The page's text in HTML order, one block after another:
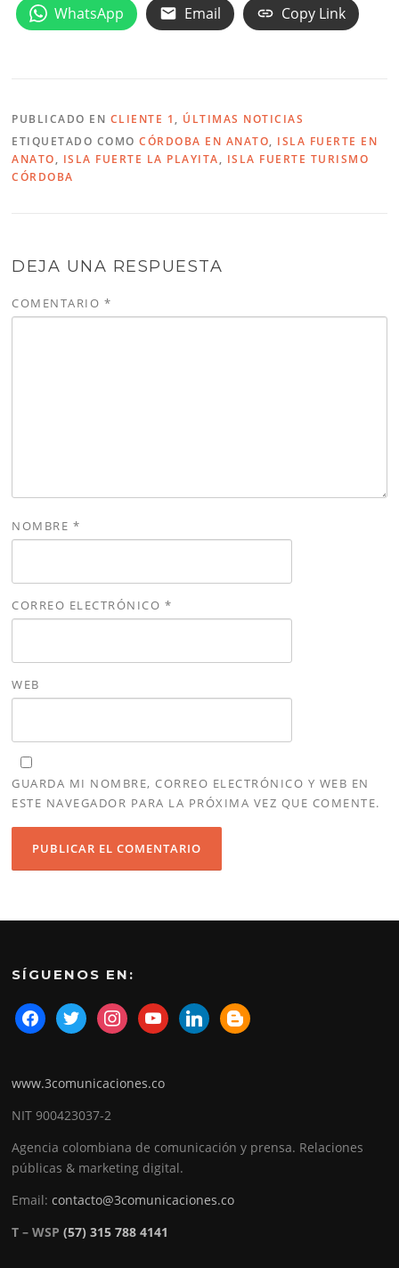
WhatsApp Email Copy Link
PUBLICADO EN CLIENTE 1, ÚLTIMAS NOTICIAS
ETIQUETADO COMOCÓRDOBA EN ANATO, ISLA FUERTE EN
ANATO, ISLA FUERTE LA PLAYITA, ISLA FUERTE TURISMO
CÓRDOBA
DEJA UNA RESPUESTA
COMENTARIO *
NOMBRE *
CORREO ELECTRÓNICO *
WEB
GUARDA MI NOMBRE, CORREO ELECTRÓNICO Y WEB EN
ESTE NAVEGADOR PARA LA PRÓXIMA VEZ QUE COMENTE.
SÍGUENOS EN:
www.3comunicaciones.co
NIT 900423037-2
Agencia colombiana de comunicación y prensa. Relaciones
públicas & marketing digital.
Email:contacto@3comunicaciones.co
T – WSP(57) 315 788 4141